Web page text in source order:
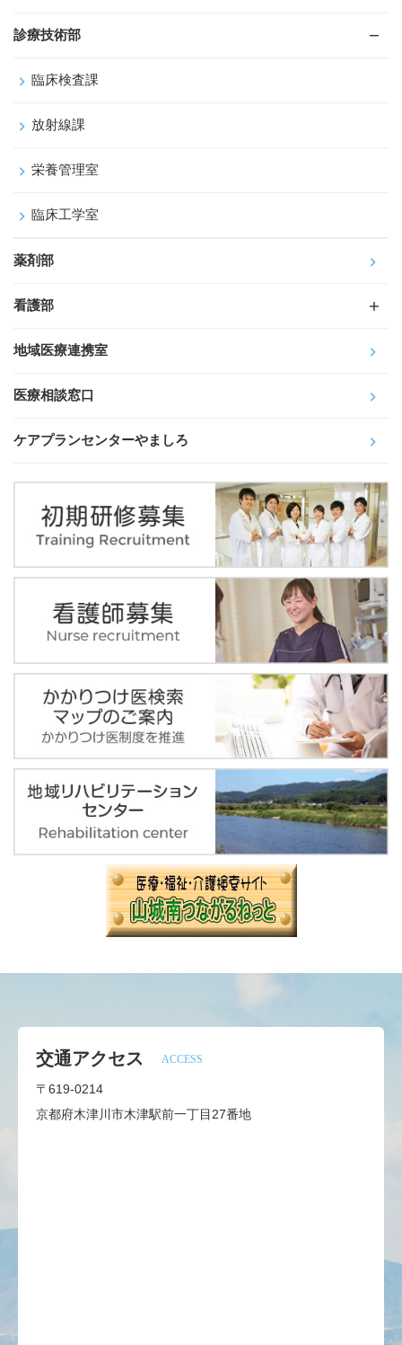
診療技術部
臨床検査課
放射線課
栄養管理室
臨床工学室
薬剤部
看護部
地域医療連携室
医療相談窓口
ケアプランセンターやましろ
交通アクセス ACCESS
〒619-0214
京都府木津川市木津駅前一丁目27番地